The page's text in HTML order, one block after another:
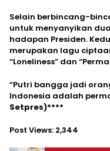
Selain berbincang-
untuk menyanyikan
hadapan Presiden.
merupakan lagu
“Loneliness” dan
“Putri bangga jadi
Indonesia adalah
Setpres)****
Post Views: 2,344